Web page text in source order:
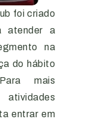
foi criado
atender a
na
do hábito
mais
entrar em